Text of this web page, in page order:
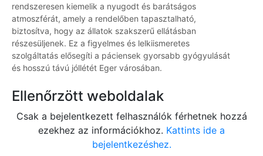
rendszeresen kiemelik a nyugodt és barátságos
atmoszférát, amely a rendelőben tapasztalható,
biztosítva, hogy az állatok szakszerű ellátásban
részesüljenek. Ez a figyelmes és lelkiismeretes
szolgáltatás elősegíti a páciensek gyorsabb gyógyulását
és hosszú távú jóllétét Eger városában.
Ellenőrzött weboldalak
Csak a bejelentkezett felhasználók férhetnek hozzá
ezekhez az információkhoz. Kattints ide a
bejelentkezéshez.